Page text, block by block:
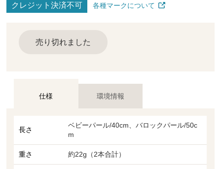
クレジット決済不可 各種マークについて
売り切れました
仕様 環境情報
長さ
ベビーパール/40cm、バロックパール/50c
m
重さ 約22g（2本合計）